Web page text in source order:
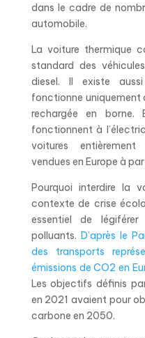
dans le cadre de
automobile.
La voiture thermique
standard des
diesel. Il existe
fonctionne
rechargée en borne.
fonctionnent à
voitures
vendues en Europe à
Pourquoi interdire la
contexte de crise
essentiel de
polluants. D’après le
des transports
émissions de CO2 en
Les objectifs définis
en 2021 avaient pour
carbone en 2050.